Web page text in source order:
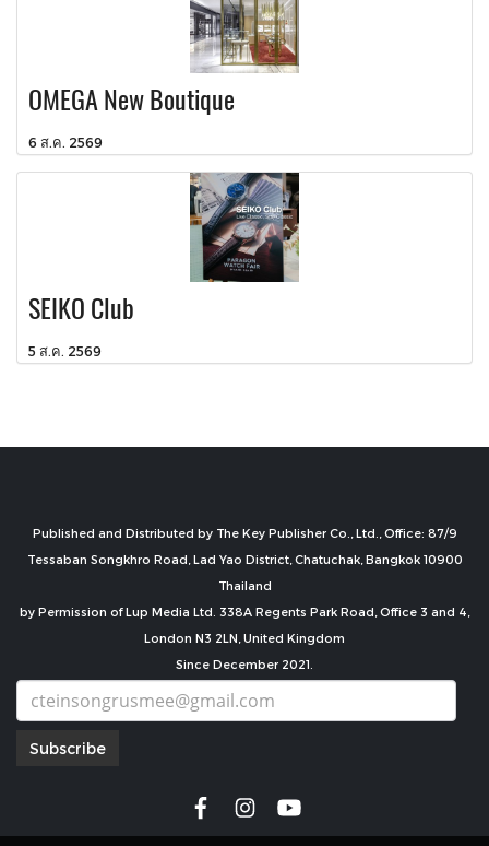
OMEGA New Boutique
6 ส.ค. 2569
SEIKO Club
5 ส.ค. 2569
Published and Distributed by The Key Publisher Co., Ltd., Office: 87/9
Tessaban Songkhro Road, Lad Yao District, Chatuchak, Bangkok 10900
Thailand
by Permission of Lup Media Ltd. 338A Regents Park Road, Office 3 and 4,
London N3 2LN, United Kingdom
Since December 2021.
Subscribe